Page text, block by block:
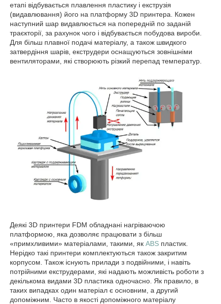
етапі відбувається плавлення пластику і екструзія
(видавлювання) його на платформу 3D принтера. Кожен
наступний шар видавлюється на попередній по заданій
траєкторії, за рахунок чого і відбувається побудова вироби.
Для більш плавної подачі матеріалу, а також швидкого
затвердіння шарів, екструдери оснащуються зовнішніми
вентиляторами, які створюють різкий перепад температур.
Деякі 3D принтери FDM обладнані нагріваючою
платформою, яка дозволяє працювати з більш
«примхливими» матеріалами, такими, як ABS пластик.
Нерідко такі принтери комплектуються також закритим
корпусом. Також існують прилади з подвійними, і навіть
потрійними екструдерами, які надають можливість роботи з
декількома видами 3D пластика одночасно. Як правило, в
таких випадках один матеріал є основним, а другий
допоміжним. Часто в якості допоміжного матеріалу